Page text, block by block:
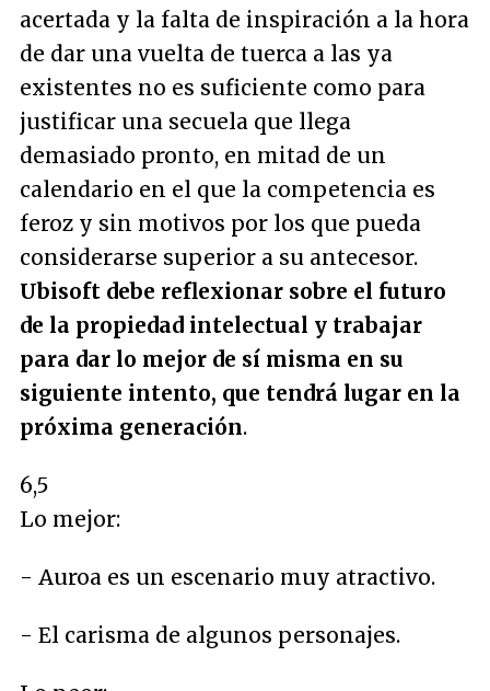
acertada y la falta de inspiración a la hora
de dar una vuelta de tuerca a las ya
existentes no es suficiente como para
justificar una secuela que llega
demasiado pronto, en mitad de un
calendario en el que la competencia es
feroz y sin motivos por los que pueda
considerarse superior a su antecesor.
Ubisoft debe reflexionar sobre el futuro
de la propiedad intelectual y trabajar
para dar lo mejor de sí misma en su
siguiente intento, que tendrá lugar en la
próxima generación.
6,5
Lo mejor:
- Auroa es un escenario muy atractivo.
- El carisma de algunos personajes.